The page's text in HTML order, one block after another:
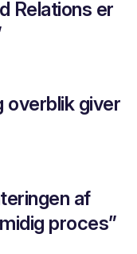
Relations er
overblik giver
af
proces”